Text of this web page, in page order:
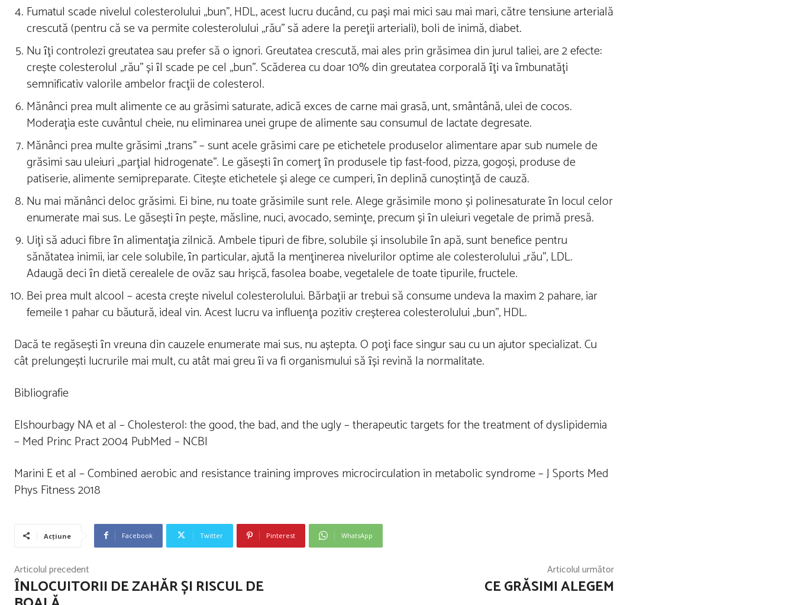
Fumatul scade nivelul colesterolului ,,bun’’, HDL, acest lucru ducând, cu pași mai mici sau mai mari, către tensiune arterială
crescută (pentru că se va permite colesterolului ,,rău’’ să adere la pereţii arteriali), boli de inimă, diabet.
Nu ȋţi controlezi greutatea sau prefer să o ignori. Greutatea crescută, mai ales prin grăsimea din jurul taliei, are 2 efecte:
crește colesterolul ,,rău’’ și ȋl scade pe cel ,,bun’’. Scăderea cu doar 10% din greutatea corporală ȋţi va ȋmbunatăţi
semnificativ valorile ambelor fracţii de colesterol.
Mănânci prea mult alimente ce au grăsimi saturate, adică exces de carne mai grasă, unt, smântână, ulei de cocos.
Moderaţia este cuvântul cheie, nu eliminarea unei grupe de alimente sau consumul de lactate degresate.
Mănânci prea multe grăsimi ,,trans’’ – sunt acele grăsimi care pe etichetele produselor alimentare apar sub numele de
grăsimi sau uleiuri ,,parţial hidrogenate’’. Le găsești ȋn comerţ ȋn produsele tip fast-food, pizza, gogoși, produse de
patiserie, alimente semipreparate. Citește etichetele și alege ce cumperi, ȋn deplină cunoștinţă de cauză.
Nu mai mănânci deloc grăsimi. Ei bine, nu toate grăsimile sunt rele. Alege grăsimile mono și polinesaturate ȋn locul celor
enumerate mai sus. Le găsești ȋn pește, măsline, nuci, avocado, seminţe, precum și ȋn uleiuri vegetale de primă presă.
Uiţi să aduci fibre ȋn alimentaţia zilnică. Ambele tipuri de fibre, solubile și insolubile ȋn apă, sunt benefice pentru
sănătatea inimii, iar cele solubile, ȋn particular, ajută la menţinerea nivelurilor optime ale colesterolului ,,rău’’, LDL.
Adaugă deci ȋn dietă cerealele de ovăz sau hrișcă, fasolea boabe, vegetalele de toate tipurile, fructele.
Bei prea mult alcool – acesta crește nivelul colesterolului. Bărbaţii ar trebui să consume undeva la maxim 2 pahare, iar
femeile 1 pahar cu băutură, ideal vin. Acest lucru va influenţa pozitiv creșterea colesterolului ,,bun’’, HDL.
Dacă te regăsești ȋn vreuna din cauzele enumerate mai sus, nu aștepta. O poţi face singur sau cu un ajutor specializat. Cu
cât prelungești lucrurile mai mult, cu atât mai greu ȋi va fi organismului să ȋși revină la normalitate.
Bibliografie
Elshourbagy NA et al – Cholesterol: the good, the bad, and the ugly – therapeutic targets for the treatment of dyslipidemia
– Med Princ Pract 2004 PubMed – NCBI
Marini E et al – Combined aerobic and resistance training improves microcirculation in metabolic syndrome – J Sports Med
Phys Fitness 2018
Acțiune Facebook Twitter Pinterest WhatsApp
Articolul precedent
ȊNLOCUITORII DE ZAHĂR ȘI RISCUL DE
Articolul următor
CE GRĂSIMI ALEGEM